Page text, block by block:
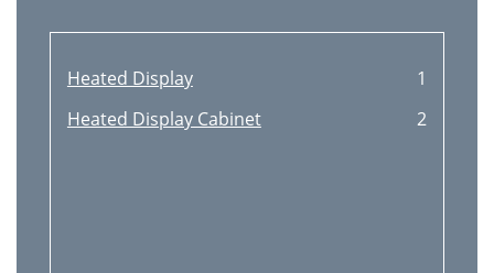
Heated Display
1
Heated Display Cabinet
2